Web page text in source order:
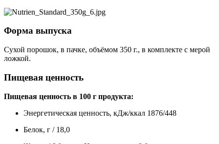
Форма выпуска
Сухой порошок, в пачке, объёмом 350 г., в комплекте с мерой
ложкой.
Пищевая ценность
Пищевая ценность в 100 г продукта:
Энергетическая ценность, кДж/ккал 1876/448
Белок, г / 18,0